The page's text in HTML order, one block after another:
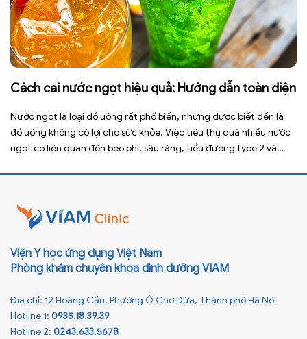
Cách cai nước ngọt hiệu quả: Hướng dẫn toàn diện
Nước ngọt là loại đồ uống rất phổ biến, nhưng được biết đến là
đồ uống không có lợi cho sức khỏe. Việc tiêu thụ quá nhiều nước
ngọt có liên quan đến béo phì, sâu răng, tiểu đường type 2 và
Viện Y học ứng dụng Việt Nam
Phòng khám chuyên khoa dinh dưỡng VIAM
Địa chỉ: 12 Hoàng Cầu, Phường Ô Chợ Dừa, Thành phố Hà Nội
Hotline 1: 0935.18.39.39
Hotline 2: 0243.633.5678